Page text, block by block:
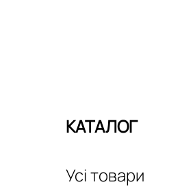
КАТАЛОГ
Усі товари